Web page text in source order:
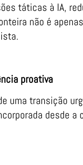
táticas à IA,
não é
proativa
uma transição
desde a